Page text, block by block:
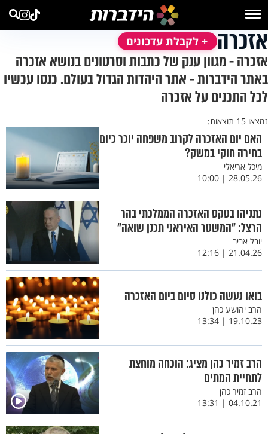
אזכרה + לקבלת עדכונים
אזכרה - מגוון ענק של כתבות וסרטונים בנושא אזכרה
באתר הידברות - אתר היהדות הגדול בעולם. כנסו עכשיו
לכל התכנים על אזכרה
נמצאו 15 תוצאות:
האם יום האזכרה לקרוב משפחה יוכר כיום
בחירה חוקי במשק?
​מיכל אריאלי
28.05.26 | 10:00
נתניהו בטקס האזכרה הממלכתי בהר
הרצל: ”המשטר האיראני תכנן שואה"
יובל אביב
21.04.26 | 12:16
בואו נעשה כולנו סיום ביום האזכרה
הרב יהושע כהן
19.10.23 | 13:34
הרב זמיר כהן מציג: הוכחה מוחצת
לתחיית המתים
הרב זמיר כהן
04.10.21 | 13:31